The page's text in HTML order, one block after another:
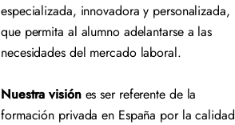
especializada, innovadora y personalizada,
que permita al alumno adelantarse a las
necesidades del mercado laboral.
Nuestra visiónes ser referente de la
formación privada en España por la calidad